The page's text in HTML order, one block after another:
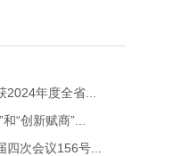
年度全省...
“创新赋商”...
次会议156号...